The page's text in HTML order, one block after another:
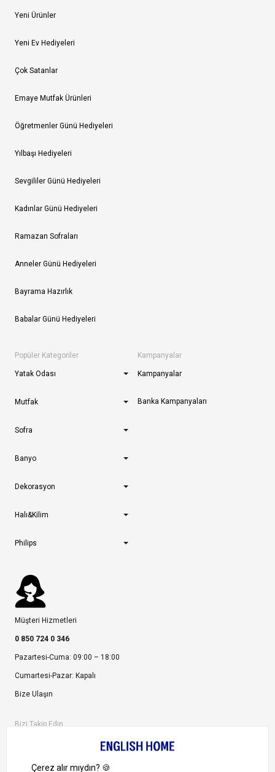
Yeni Ürünler
Yeni Ev Hediyeleri
Çok Satanlar
Emaye Mutfak Ürünleri
Öğretmenler Günü Hediyeleri
Yılbaşı Hediyeleri
Sevgililer Günü Hediyeleri
Kadınlar Günü Hediyeleri
Ramazan Sofraları
Anneler Günü Hediyeleri
Bayrama Hazırlık
Babalar Günü Hediyeleri
Popüler Kategoriler
Yatak Odası
Mutfak
Sofra
Banyo
Dekorasyon
Halı&Kilim
Philips
Kampanyalar
Kampanyalar
Banka Kampanyaları
Müşteri Hizmetleri
0 850 724 0 346
Pazartesi-Cuma: 09:00 – 18:00
Cumartesi-Pazar: Kapalı
Bize Ulaşın
Bizi Takip Edin